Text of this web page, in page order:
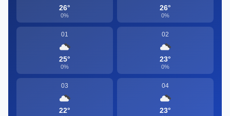
26°
0%
26°
0%
01
25°
0%
02
23°
0%
03
22°
04
23°